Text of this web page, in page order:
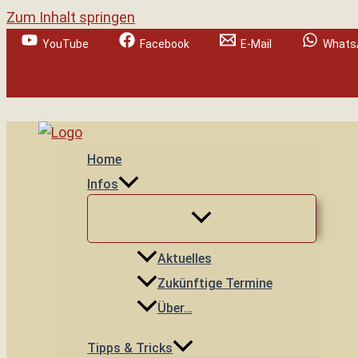
Zum Inhalt springen
YouTube Facebook E-Mail
Home
Infos
Aktuelles
Zukünftige Termine
Über…
Tipps & Tricks